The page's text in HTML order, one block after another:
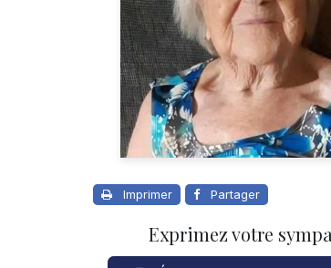
Imprimer Partager
Exprimez votre